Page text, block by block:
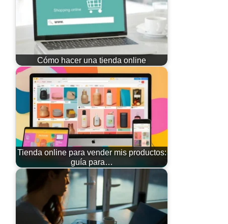
Cómo hacer una tienda online
Tienda online para vender mis productos:
guía para…